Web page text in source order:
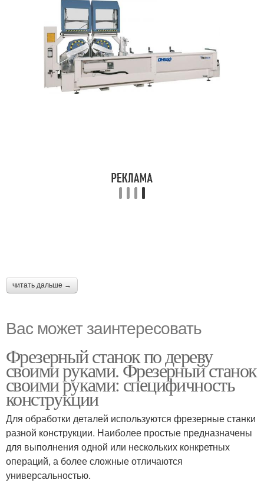
читать дальше →
Вас может заинтересовать
Фрезерный станок по дереву
своими руками. Фрезерный станок
своими руками: специфичность
конструкции
Для обработки деталей используются фрезерные станки
разной конструкции. Наиболее простые предназначены
для выполнения одной или нескольких конкретных
операций, а более сложные отличаются
универсальностью.